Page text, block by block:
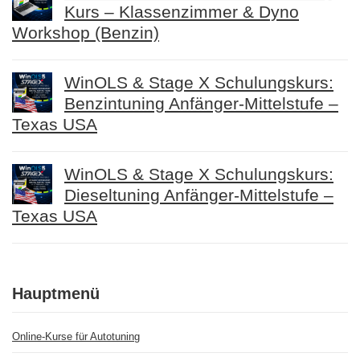
Kurs – Klassenzimmer & Dyno
Workshop (Benzin)
WinOLS & Stage X Schulungskurs:
Benzintuning Anfänger-Mittelstufe –
Texas USA
WinOLS & Stage X Schulungskurs:
Dieseltuning Anfänger-Mittelstufe –
Texas USA
Hauptmenü
Online-Kurse für Autotuning